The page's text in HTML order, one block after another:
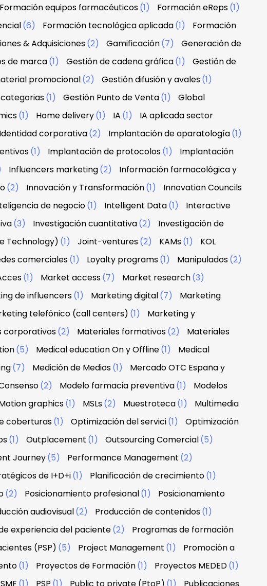
Formación equipos farmacéuticos(1) Formación eReps(1)
(6) Formación tecnológica aplicada(1)
Formación
& Adquisiciones(2) Gamificación(7)
Generación de
de marca(1) Gestión de cadena gráfica(1)
Gestión de
promocional(2) Gestión difusión y avales(1)
(1) Gestión Punto de Venta(1)
Global
(1) Home delivery(1) IA (1)
IA aplicada sector
Identidad corporativa(2) Implantación de aparatología(1)
(1) Implantación de protocolos(1)
Implantación
Influencers marketing(2)
Información farmacológica y
(2) Innovación y Transformación(1)
Innovation Councils
de negocio(1) Intelligent Data(1)
Interactive
(3) Investigación cuantitativa(2)
Investigación de
Technology) (1) Joint-ventures(2) KAMs(1)
KOL
comerciales(1) Loyalty programs(1) Manipulados(2)
(1) Market access(7) Market research(3)
de influencers(1) Marketing digital(7)
Marketing
telefónico (call centers) (1)
Marketing y
corporativos(2) Materiales formativos(2)
Materiales
(5) Medical education On y Offline(1)
Medical
(7) Medición de Medios(1)
Mercado OTC España y
(2) Modelo farmacia preventiva(1)
Modelos
graphics(1) MSLs(2) Muestroteca(1)
Multimedia
coberturas(1) Optimización del servici(1)
Optimización
(1) Outplacement (1) Outsourcing Comercial(5)
Journey(5) Performance Management (2)
de I+D+i(1) Planificación de crecimiento(1)
(2) Posicionamiento profesional(1)
Posicionamiento
audiovisual(2) Producción de contenidos(1)
experiencia del paciente(2)
Programas de formación
(PSP) (5) Project Management (1)
Promoción a
(1) Proyectos de Formación(1) Proyectos MEDED(1)